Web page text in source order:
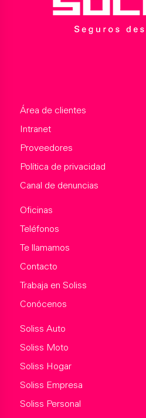
Área de clientes
Intranet
Proveedores
Política de privacidad
Canal de denuncias
Oficinas
Teléfonos
Te llamamos
Contacto
Trabaja en Soliss
Conócenos
Soliss Auto
Soliss Moto
Soliss Hogar
Soliss Empresa
Soliss Personal